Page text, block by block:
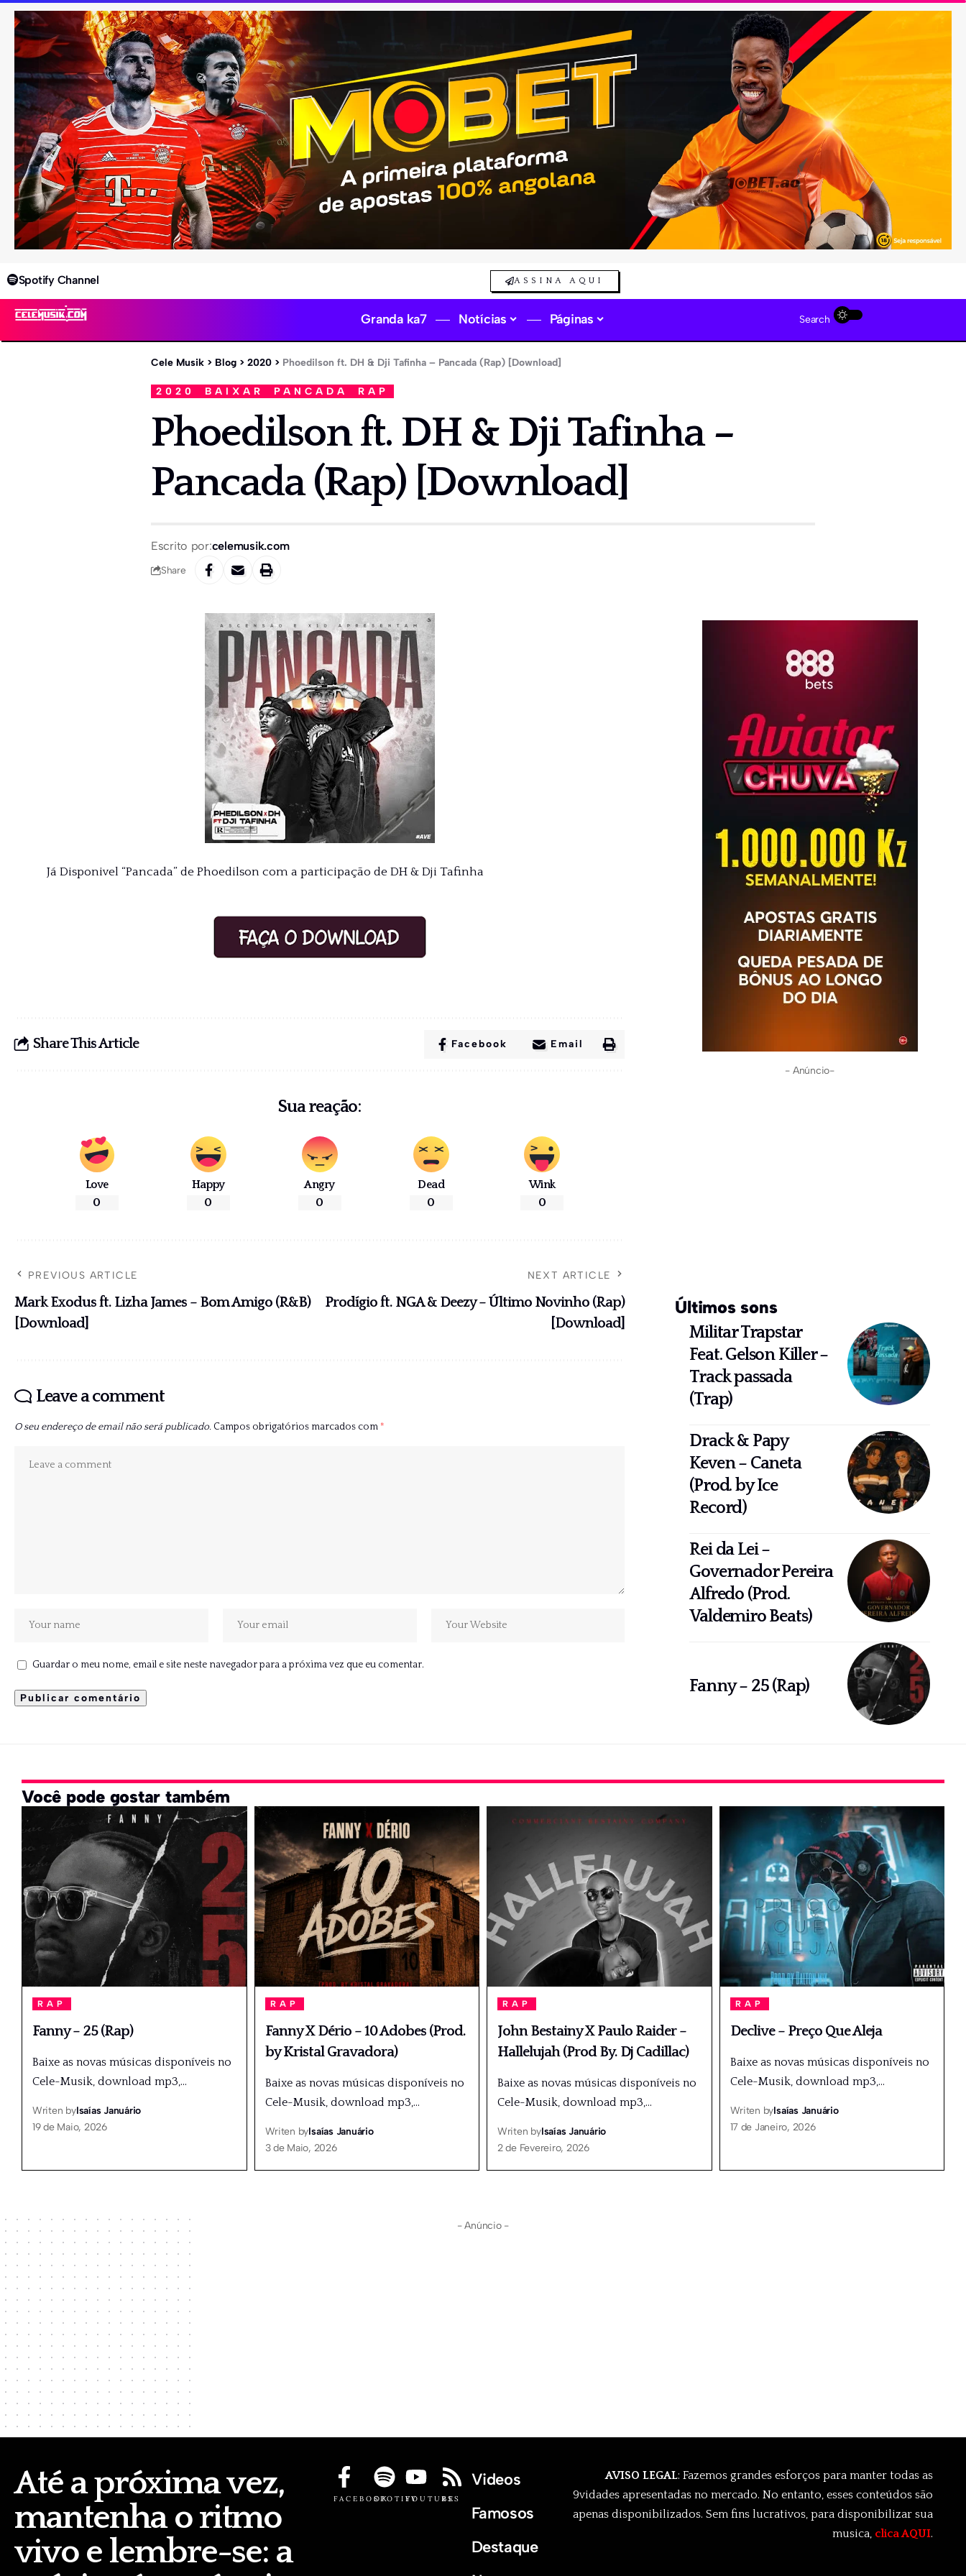
Spotify Channel ASSINA AQUI
Granda ka7 Notícias Páginas Search
Cele Musik > Blog > 2020 > Phoedilson ft. DH & Dji Tafinha – Pancada (Rap) [Download]
2020 BAIXAR PANCADA RAP
Phoedilson ft. DH & Dji Tafinha –
Pancada (Rap) [Download]
Escrito por:celemusik.com
Share
Já Disponivel “Pancada” de Phoedilson com a participação de DH & Dji Tafinha
Share This Article Facebook Email
Sua reação:
Love
0
Happy
0
Angry
0
Dead
0
Wink
0
PREVIOUS ARTICLE
Mark Exodus ft. Lizha James – Bom Amigo (R&B)
[Download]
NEXT ARTICLE
Prodígio ft. NGA & Deezy – Último Novinho (Rap)
[Download]
Leave a comment
O seu endereço de email não será publicado. Campos obrigatórios marcados com*
Guardar o meu nome, email e site neste navegador para a próxima vez que eu comentar.
- Anúncio-
Últimos sons
Militar Trapstar
Feat. Gelson Killer –
Track passada
(Trap)
Drack & Papy
Keven – Caneta
(Prod. by Ice
Record)
Rei da Lei –
Governador Pereira
Alfredo (Prod.
Valdemiro Beats)
Fanny – 25 (Rap)
Você pode gostar também
RAP
Fanny – 25 (Rap)
Baixe as novas músicas disponíveis no
Cele-Musik, download mp3,…
Writen byIsaías Januário
19 de Maio, 2026
RAP
Fanny X Dério – 10 Adobes (Prod.
by Kristal Gravadora)
Baixe as novas músicas disponíveis no
Cele-Musik, download mp3,…
Writen byIsaías Januário
3 de Maio, 2026
RAP
John Bestainy X Paulo Raider –
Hallelujah (Prod By. Dj Cadillac)
Baixe as novas músicas disponíveis no
Cele-Musik, download mp3,…
Writen byIsaías Januário
2 de Fevereiro, 2026
RAP
Declive – Preço Que Aleja
Baixe as novas músicas disponíveis no
Cele-Musik, download mp3,…
Writen byIsaías Januário
17 de Janeiro, 2026
- Anúncio -
Até a próxima vez,
mantenha o ritmo
vivo e lembre-se: a
FACEBOOKSPOTIFYYOUTUBE
RSS
Videos
Famosos
Destaque
AVISO LEGAL: Fazemos grandes esforços para manter todas as
9vidades apresentadas no mercado. No entanto, esses conteúdos são
apenas disponibilizados. Sem fins lucrativos, para disponibilizar sua
musica, clica AQUI.